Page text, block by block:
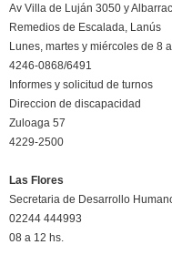
Av Villa de Luján 3050 y
Remedios de Escalada, Lanús
Lunes, martes y miércoles de 8
4246-0868/6491
Informes y solicitud de turnos
Direccion de discapacidad
Zuloaga 57
4229-2500
Las Flores
Secretaria de Desarrollo
02244 444993
08 a 12 hs.